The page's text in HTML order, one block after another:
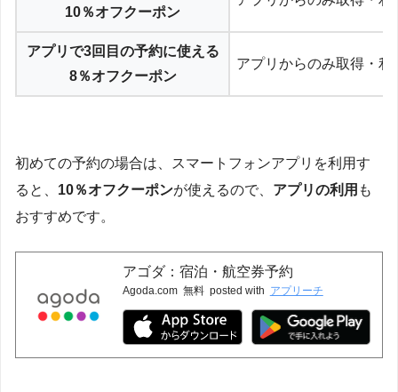
10％オフクーポン
アプリで3回目の予約に使える
8％オフクーポン
アプリからのみ取得・利
初めての予約の場合は、スマートフォンアプリを利用す
ると、 10％オフクーポンが使えるので、 アプリの利用 も
おすすめです。
アゴダ：宿泊・航空券予約
Agoda.com 無料 posted with アプリーチ